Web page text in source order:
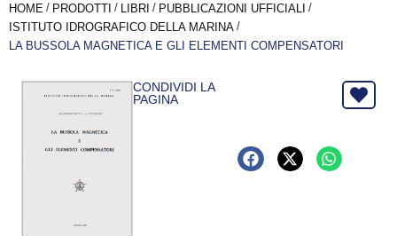
HOME / PRODOTTI / LIBRI / PUBBLICAZIONI UFFICIALI
/
ISTITUTO IDROGRAFICO DELLA MARINA /
LA BUSSOLA MAGNETICA E GLI ELEMENTI COMPENSATORI
CONDIVIDI LA
PAGINA